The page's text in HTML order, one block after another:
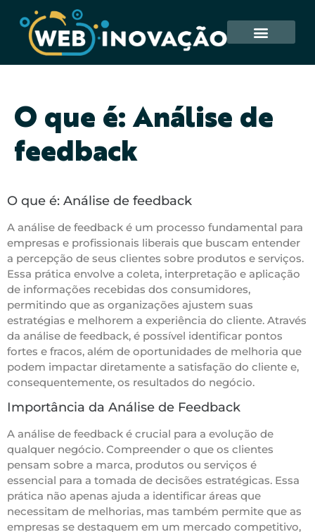
O que é: Análise de
feedback
O que é: Análise de feedback
A análise de feedback é um processo fundamental para
empresas e profissionais liberais que buscam entender
a percepção de seus clientes sobre produtos e serviços.
Essa prática envolve a coleta, interpretação e aplicação
de informações recebidas dos consumidores,
permitindo que as organizações ajustem suas
estratégias e melhorem a experiência do cliente. Através
da análise de feedback, é possível identificar pontos
fortes e fracos, além de oportunidades de melhoria que
podem impactar diretamente a satisfação do cliente e,
consequentemente, os resultados do negócio.
Importância da Análise de Feedback
A análise de feedback é crucial para a evolução de
qualquer negócio. Compreender o que os clientes
pensam sobre a marca, produtos ou serviços é
essencial para a tomada de decisões estratégicas. Essa
prática não apenas ajuda a identificar áreas que
necessitam de melhorias, mas também permite que as
empresas se destaquem em um mercado competitivo,